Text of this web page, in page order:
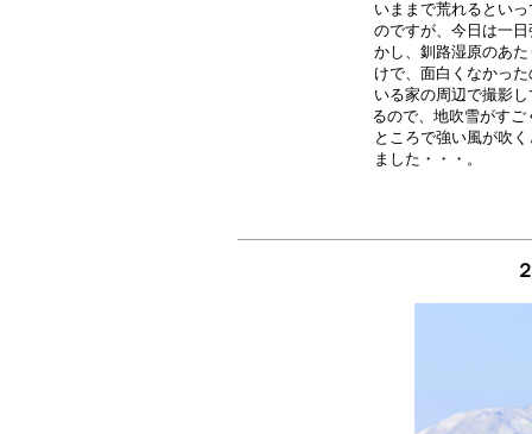
いままで荒れるとい
のですが、今日は一
かし、釧路湿原のあ
けで、面白くなかっ
いる家の周辺で撮影
るので、地吹雪がす
ところで強い風が吹